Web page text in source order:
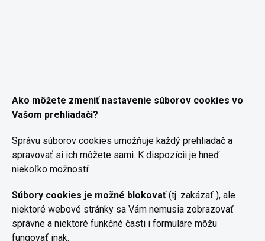
Ako môžete zmeniť nastavenie súborov cookies vo
Vašom prehliadači?
Správu súborov cookies umožňuje každý prehliadač a
spravovať si ich môžete sami. K dispozícii je hneď
niekoľko možností:
Súbory cookies je možné blokovať(tj. zakázať ), ale
niektoré webové stránky sa Vám nemusia zobrazovať
správne a niektoré funkčné časti i formuláre môžu
fungovať inak.